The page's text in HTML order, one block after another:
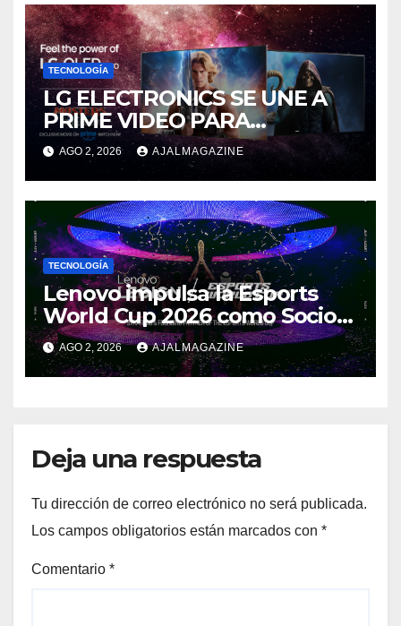
TECNOLOGÍA
LG ELECTRONICS SE UNE A
PRIME VIDEO PARA
IMPULSAR EN CASA EL ÉPICO
ESTRENO DE MASTERS OF
THE UNIVERSE
AGO 2, 2026 AJALMAGAZINE
TECNOLOGÍA
Lenovo impulsa la Esports
World Cup 2026 como Socio
Fundador
AGO 2, 2026 AJALMAGAZINE
Deja una respuesta
Tu dirección de correo electrónico no será publicada.
Los campos obligatorios están marcados con *
Comentario *